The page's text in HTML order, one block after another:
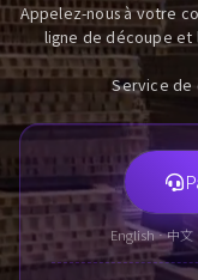
Appelez-nous à votre
ligne de découpe
Service de